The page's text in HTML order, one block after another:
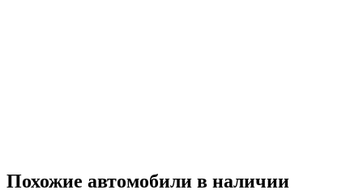
Похожие автомобили в наличии